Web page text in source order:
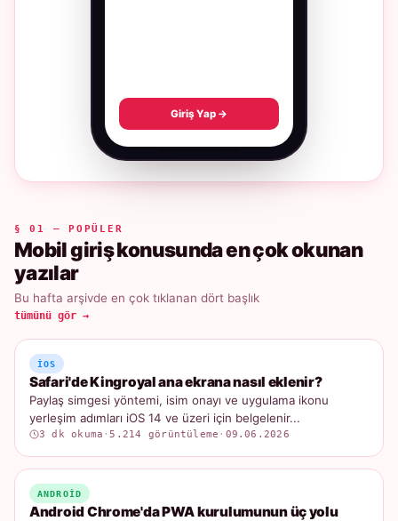
Giriş Yap →
§ 01 — POPÜLER
Mobil giriş konusunda en çok okunan
yazılar
Bu hafta arşivde en çok tıklanan dört başlık
tümünü gör →
IOS
Safari'de Kingroyal ana ekrana nasıl eklenir?
Paylaş simgesi yöntemi, isim onayı ve uygulama ikonu
yerleşim adımları iOS 14 ve üzeri için belgelenir...
3 dk okuma ·5.214 görüntüleme · 09.06.2026
ANDROID
Android Chrome'da PWA kurulumunun üç yolu